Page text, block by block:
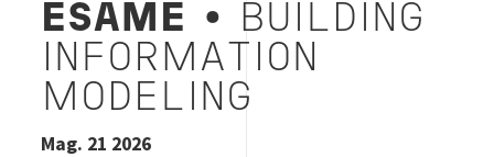
ESAME
• BUILDING
INFORMATION
MODELING
Mag. 21 2026